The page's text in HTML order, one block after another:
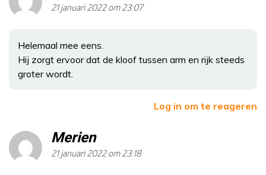
21 januari 2022 om 23:07
Helemaal mee eens.
Hij zorgt ervoor dat de kloof tussen arm en rijk steeds
groter wordt.
Log in om te reageren
Merien
21 januari 2022 om 23:18